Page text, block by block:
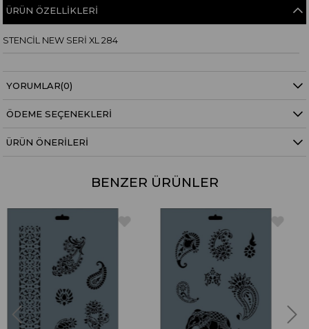
ÜRÜN ÖZELLIKLERI
STENCİL NEW SERİ XL 284
YORUMLAR(0)
ÖDEME SEÇENEKLERI
ÜRÜN ÖNERILERI
BENZER ÜRÜNLER